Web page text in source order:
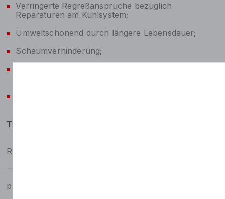
Verringerte Regreßansprüche bezüglich
Reparaturen am Kühlsystem;
Umweltschonend durch längere Lebensdauer;
Schaumverhinderung;
Typiske produktdata
Relative Dichte bei 15,6 °C, kg/m³
pH-Wert 50 vol % wassrige Losung, -